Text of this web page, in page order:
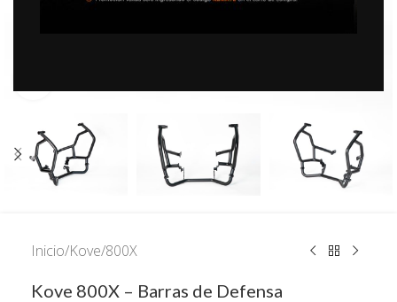
Inicio/Kove/800X
Kove 800X – Barras de Defensa